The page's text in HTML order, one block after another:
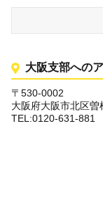
大阪支部への
〒530-0002
大阪府大阪市北区
TEL:0120-631-881